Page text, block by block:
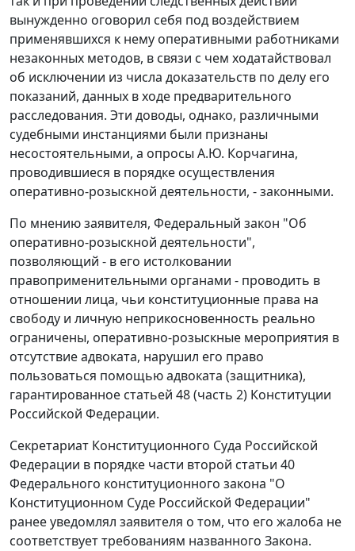
вынужденно оговорил себя под воздействием
применявшихся к нему оперативными работниками
незаконных методов, в связи с чем ходатайствовал
об исключении из числа доказательств по делу его
показаний, данных в ходе предварительного
расследования. Эти доводы, однако, различными
судебными инстанциями были признаны
несостоятельными, а опросы А.Ю. Корчагина,
проводившиеся в порядке осуществления
оперативно-розыскной деятельности, - законными.
По мнению заявителя, Федеральный закон "Об
оперативно-розыскной деятельности",
позволяющий - в его истолковании
правоприменительными органами - проводить в
отношении лица, чьи конституционные права на
свободу и личную неприкосновенность реально
ограничены, оперативно-розыскные мероприятия в
отсутствие адвоката, нарушил его право
пользоваться помощью адвоката (защитника),
гарантированное статьей 48 (часть 2) Конституции
Российской Федерации.
Секретариат Конституционного Суда Российской
Федерации в порядке части второй статьи 40
Федерального конституционного закона "О
Конституционном Суде Российской Федерации"
ранее уведомлял заявителя о том, что его жалоба не
соответствует требованиям названного Закона.